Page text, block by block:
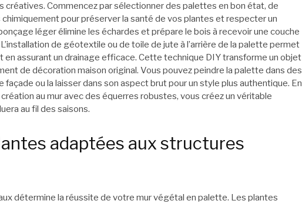
créatives. Commencez par sélectionner des palettes en bon état, de
pour préserver la santé de vos plantes et respecter un
léger élimine les échardes et prépare le bois à recevoir une couche
de géotextile ou de toile de jute à l’arrière de la palette permet
en assurant un drainage efficace. Cette technique DIY transforme un objet
de décoration maison original. Vous pouvez peindre la palette dans des
ou la laisser dans son aspect brut pour un style plus authentique. En
au mur avec des équerres robustes, vous créez un véritable
au fil des saisons.
adaptées aux structures
détermine la réussite de votre mur végétal en palette. Les plantes